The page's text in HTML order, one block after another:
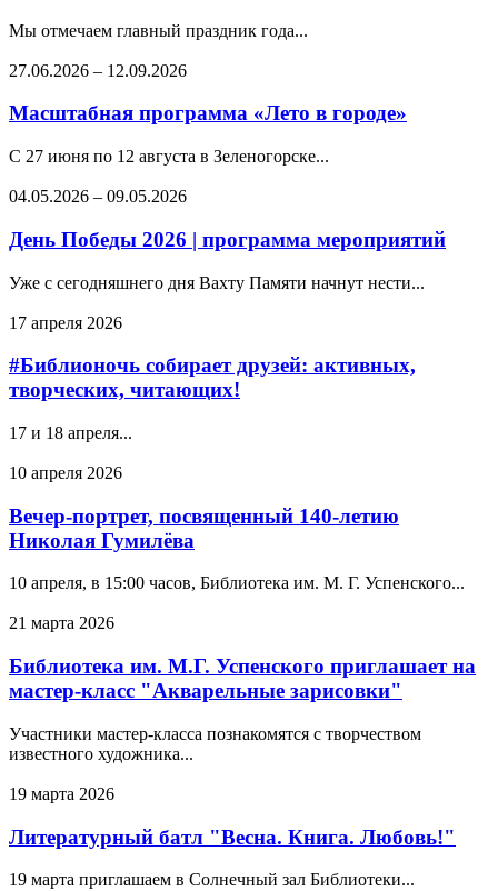
Мы отмечаем главный праздник года...
27.06.2026 – 12.09.2026
Масштабная программа «Лето в городе»
С 27 июня по 12 августа в Зеленогорске...
04.05.2026 – 09.05.2026
День Победы 2026 | программа мероприятий
Уже с сегодняшнего дня Вахту Памяти начнут нести...
17 апреля 2026
#Библионочь собирает друзей: активных,
творческих, читающих!
17 и 18 апреля...
10 апреля 2026
Вечер‑портрет, посвященный 140‑летию
Николая Гумилёва
10 апреля, в 15:00 часов, Библиотека им. М. Г. Успенского...
21 марта 2026
Библиотека им. М.Г. Успенского приглашает на
мастер-класс "Акварельные зарисовки"
Участники мастер-класса познакомятся с творчеством
известного художника...
19 марта 2026
Литературный батл "Весна. Книга. Любовь!"
19 марта приглашаем в Солнечный зал Библиотеки...